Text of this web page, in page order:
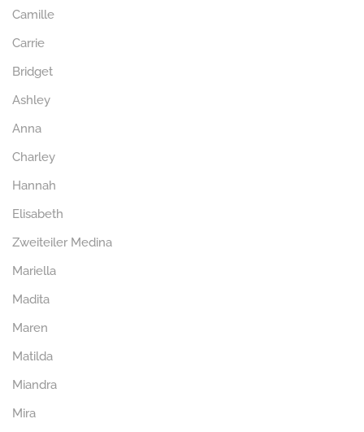
Camille
Carrie
Bridget
Ashley
Anna
Charley
Hannah
Elisabeth
Zweiteiler Medina
Mariella
Madita
Maren
Matilda
Miandra
Mira